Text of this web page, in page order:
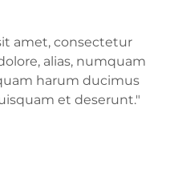
amet, consectetur
alias, numquam
harum ducimus
et deserunt."